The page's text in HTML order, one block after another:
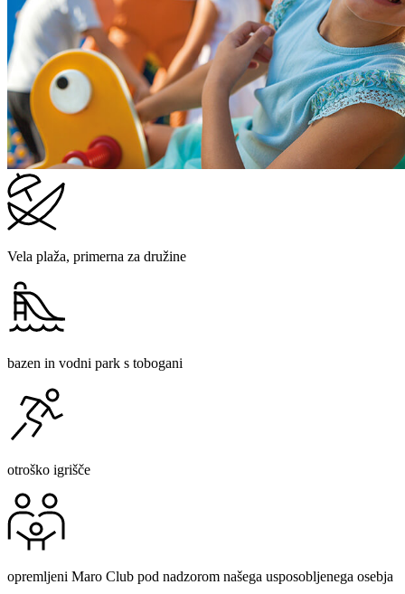
Vela plaža, primerna za družine
bazen in vodni park s tobogani
otroško igrišče
opremljeni Maro Club pod nadzorom našega usposobljenega osebja